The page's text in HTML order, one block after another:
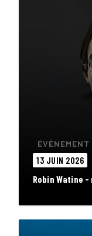
ÉVÈNEMENT
13 JUIN 2026
Robin Watine